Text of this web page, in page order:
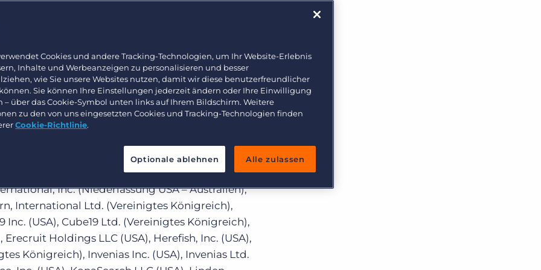
Arbeitnehmerüberlassung und Interimslösungen
gilt für alle Datenerhebungen und
Inc., insbesondere durch
Service-Plattformen
[Kundenname].bbo.bullhornstaffing.com,
prod.vms-express.com(jeweils hierin als
und von Bullhorn betrieben werden.
bedeutet jeder Verweis auf „Bullhorn“
Bullhorn, Inc. (USA), Able Software, Inc. (USA),
Software (UK) Ltd. (Vereinigtes
Inc. (USA), Bond US Inc. (USA), Bullhorn
Inc. (Niederlassung USA – Australien),
International Ltd. (Vereinigtes Königreich),
Inc. (USA), Cube19 Ltd. (Vereinigtes Königreich),
Erecruit Holdings LLC (USA), Herefish, Inc. (USA),
Königreich), Invenias Inc. (USA), Invenias Ltd.
Cookies und andere Tracking-Technologien, um Ihr Website-Erlebnis
Inhalte und Werbeanzeigen zu personalisieren und besser
wie Sie unsere Websites nutzen, damit wir diese benutzerfreundlicher
Sie können Ihre Einstellungen jederzeit ändern oder Ihre Einwilligung
– über das Cookie-Symbol unten links auf Ihrem Bildschirm. Weitere
zu den von uns eingesetzten Cookies und Tracking-Technologien finden
Cookie-Richtlinie.
Optionale ablehnen Alle zulassen